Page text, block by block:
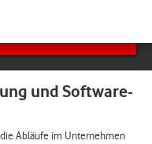
und Software-
Abläufe im Unternehmen